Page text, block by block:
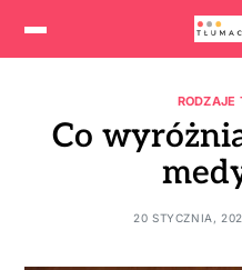
RODZAJE
Co
20 STYCZNIA,